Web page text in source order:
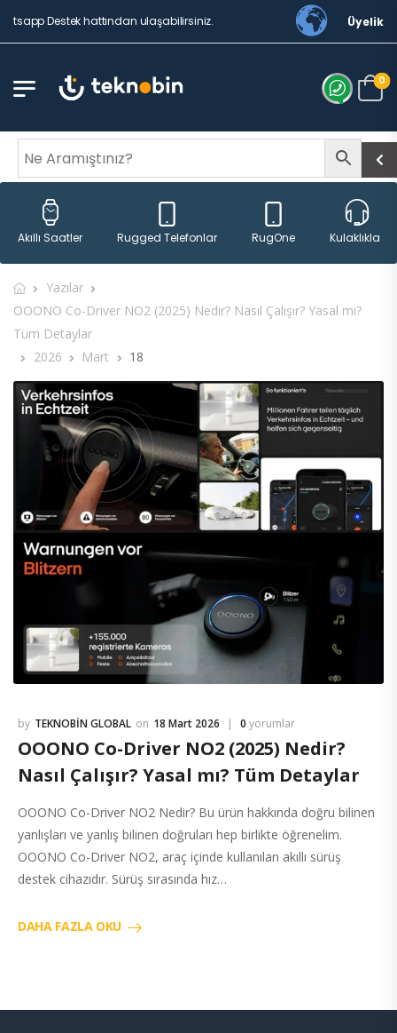
Destek hattından ulaşabilirsiniz. Üyelik
0
Akıllı Saatler Rugged Telefonlar RugOne Kulaklıklar
Yazılar
OOONO Co-Driver NO2 (2025) Nedir? Nasıl Çalışır? Yasal mı?
Tüm Detaylar
2026
Mart 18
TEKNOBIN GLOBAL 18 Mart 2026 0 yorumlar
OOONO Co-Driver NO2 (2025) Nedir?
Nasıl Çalışır? Yasal mı? Tüm Detaylar
OOONO Co-Driver NO2 Nedir? Bu ürün hakkında doğru bilinen
yanlışları ve yanlış bilinen doğruları hep birlikte öğrenelim.
OOONO Co-Driver NO2, araç içinde kullanılan akıllı sürüş
destek cihazıdır. Sürüş sırasında hız…
DAHA FAZLA OKU